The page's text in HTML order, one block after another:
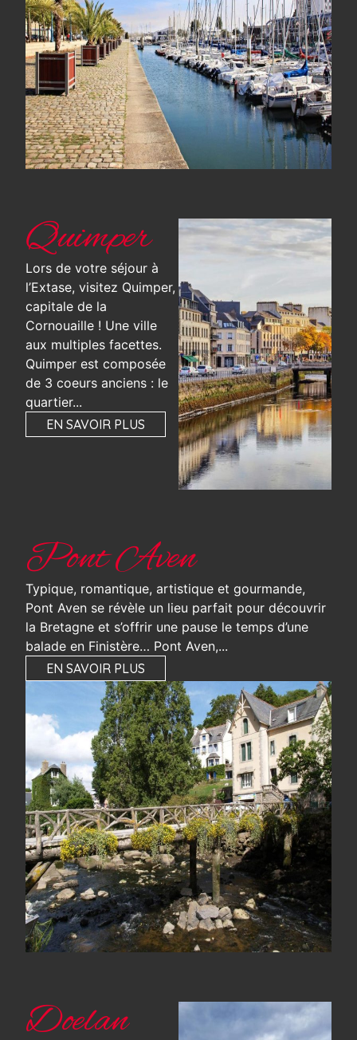
Quimper
Lors de votre séjour à
l’Extase, visitez Quimper,
capitale de la
Cornouaille ! Une ville
aux multiples facettes.
Quimper est composée
de 3 coeurs anciens : le
quartier...
EN SAVOIR PLUS
Pont Aven
Typique, romantique, artistique et gourmande,
Pont Aven se révèle un lieu parfait pour découvrir
la Bretagne et s’offrir une pause le temps d’une
balade en Finistère… Pont Aven,...
EN SAVOIR PLUS
Doelan